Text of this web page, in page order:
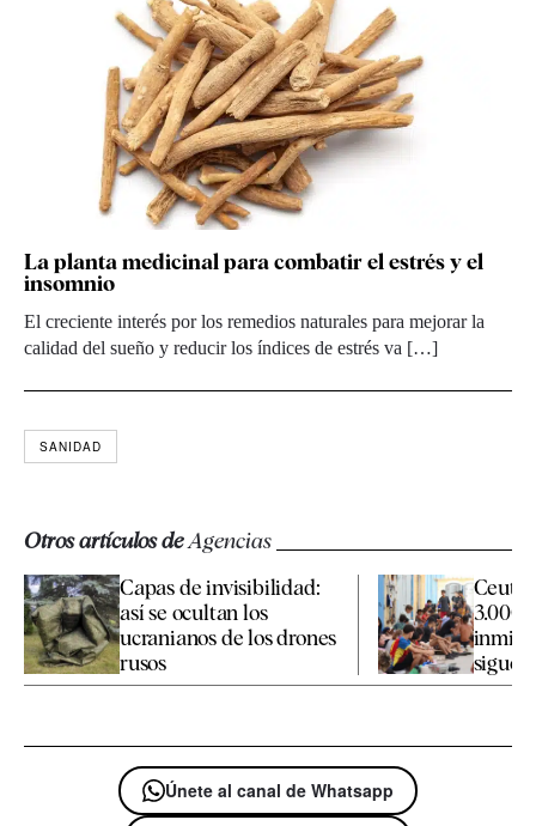
La planta medicinal para combatir el estrés y el
insomnio
El creciente interés por los remedios naturales para mejorar la
calidad del sueño y reducir los índices de estrés va […]
SANIDAD
Otros artículos deAgencias
Capas de invisibilidad:
así se ocultan los
ucranianos de los drones
rusos
Ceuta
3.000
Únete al canal de Whatsapp